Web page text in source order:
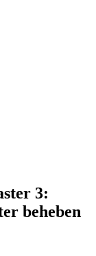
3:
beheben